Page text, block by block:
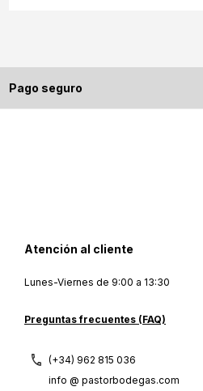
Pago seguro
Atención al cliente
Lunes-Viernes de 9:00 a 13:30
Preguntas frecuentes (FAQ)
(+34) 962 815 036
info @ pastorbodegas.com